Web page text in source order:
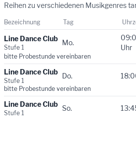
Reihen zu verschiedenen Musikgenres
Bezeichnung Tag
Line Dance Club
Stufe 1
Mo.
Uhr
bitte Probestunde vereinbaren
Line Dance Club
Stufe 1
Do.
bitte Probestunde vereinbaren
Line Dance Club
Stufe 1
So.